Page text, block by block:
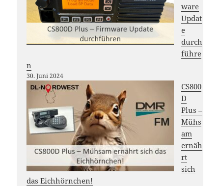
ware
Updat
e
durch
führe
n
30. Juni 2024
CS800
D
Plus –
Mühs
am
ernäh
rt
sich
das Eichhörnchen!